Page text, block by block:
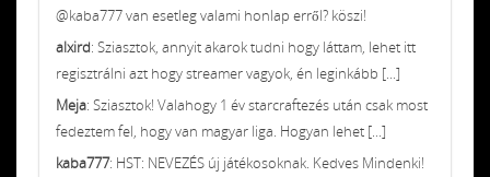
@kaba777 van esetleg valami honlap erről? köszi!
alxird: Sziasztok, annyit akarok tudni hogy láttam, lehet itt
regisztrálni azt hogy streamer vagyok, én leginkább [...]
Meja: Sziasztok! Valahogy 1 év starcraftezés után csak most
fedeztem fel, hogy van magyar liga. Hogyan lehet [...]
kaba777: HST: NEVEZÉS új játékosoknak. Kedves Mindenki!